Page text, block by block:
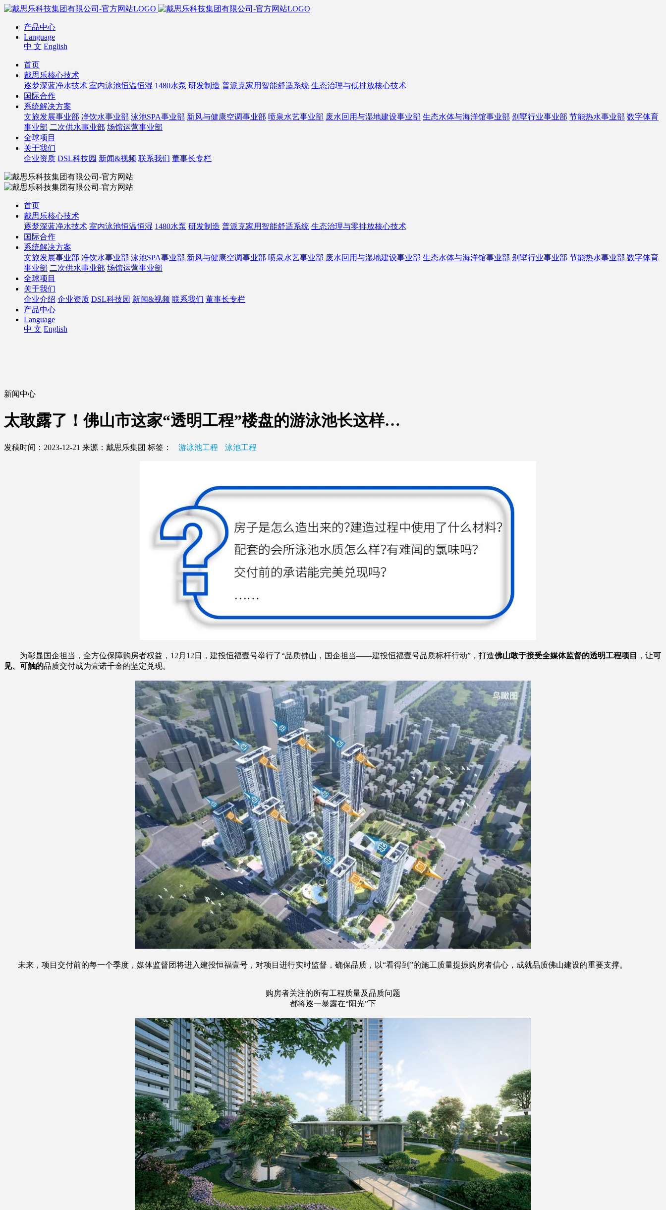
产品中心
Language
中 文 English
首页
戴思乐核心技术
逐梦深蓝净水技术 室内泳池恒温恒湿 1480水泵 研发制造 普派克家用智能舒适系统 生态治理与低排放核心技术
国际合作
系统解决方案
文旅发展事业部 净饮水事业部 泳池SPA事业部 新风与健康空调事业部 喷泉水艺事业部 废水回用与湿地建设事业部 生态水体与海洋馆事业部 别墅行业事业部 节能热水事业部 数字体育
事业部 二次供水事业部 场馆运营事业部
全球项目
关于我们
企业资质 DSL科技园 新闻&视频 联系我们 董事长专栏
首页
戴思乐核心技术
逐梦深蓝净水技术 室内泳池恒温恒湿 1480水泵 研发制造 普派克家用智能舒适系统 生态治理与零排放核心技术
国际合作
系统解决方案
文旅发展事业部 净饮水事业部 泳池SPA事业部 新风与健康空调事业部 喷泉水艺事业部 废水回用与湿地建设事业部 生态水体与海洋馆事业部 别墅行业事业部 节能热水事业部 数字体育
事业部 二次供水事业部 场馆运营事业部
全球项目
关于我们
企业介绍 企业资质 DSL科技园 新闻&视频 联系我们 董事长专栏
产品中心
Language
中 文 English
新闻中心
太敢露了！佛山市这家“透明工程”楼盘的游泳池长这样…
发稿时间：2023-12-21 来源：戴思乐集团 标签： 游泳池工程 泳池工程
为彰显国企担当，全方位保障购房者权益，12月12日，建投恒福壹号举行了“品质佛山，国企担当——建投恒福壹号品质标杆行动”，打造佛山敢于接受全媒体监督的透明工程项目 ，让可
见、可触的品质交付成为壹诺千金的坚定兑现。
未来，项目交付前的每一个季度，媒体监督团将进入建投恒福壹号，对项目进行实时监督，确保品质，以“看得到”的施工质量提振购房者信心，成就品质佛山建设的重要支撑。
购房者关注的所有工程质量及品质问题
都将逐一暴露在“阳光”下